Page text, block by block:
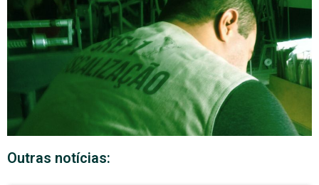
Outras notícias: